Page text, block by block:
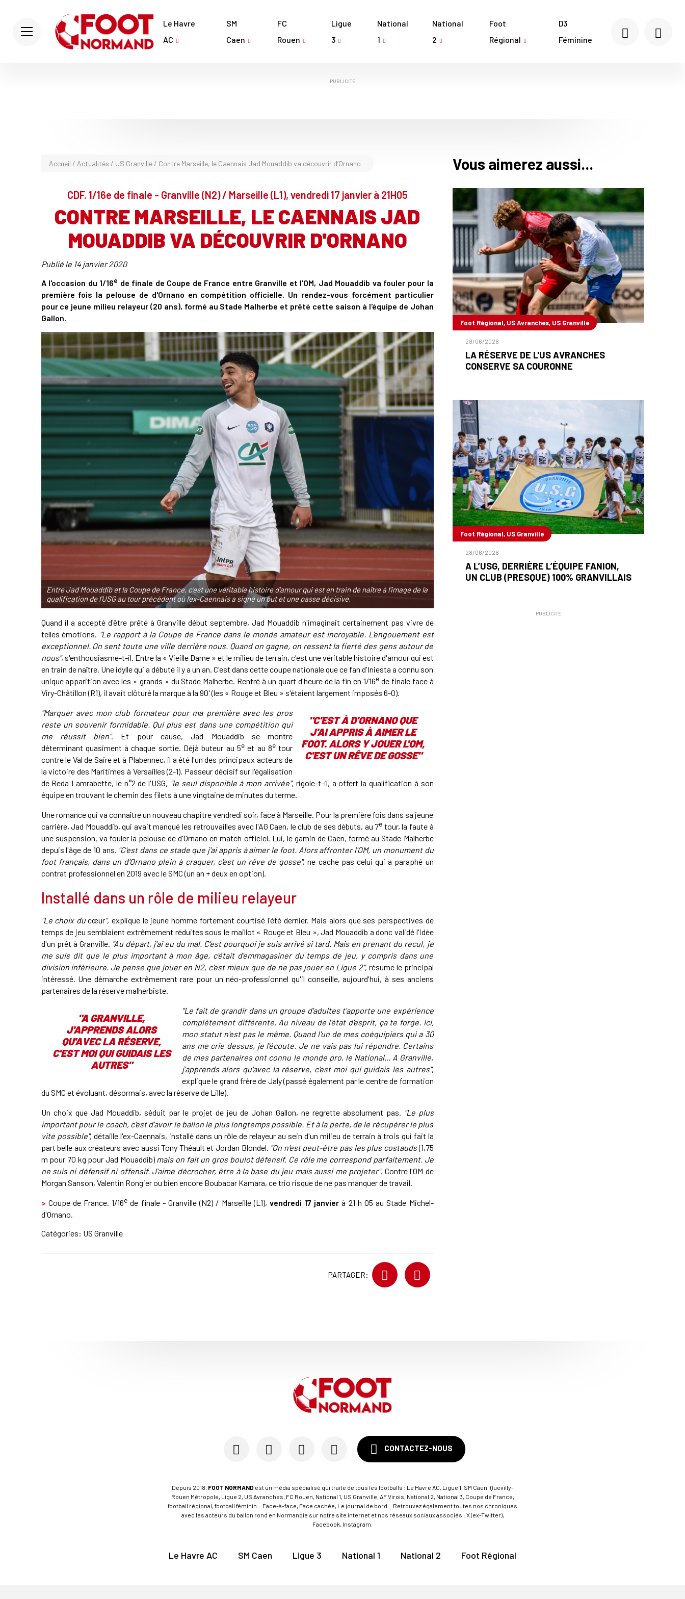
Le Havre
AC
SM
Caen
FC
Rouen
Ligue
3
National
1
National
2
Foot
Régional
D3
Féminine
PUBLICITÉ
Accueil / Actualités / US Granville/ Contre Marseille, le Caennais Jad Mouaddib va découvrir d’Ornano
CDF. 1/16e de finale - Granville (N2) / Marseille (L1), vendredi 17 janvier à 21H05
CONTRE MARSEILLE, LE CAENNAIS JAD
MOUADDIB VA DÉCOUVRIR D'ORNANO
Publié le 14 janvier 2020
A l'occasion du 1/16e de finale de Coupe de France entre Granville et l'OM, Jad Mouaddib va fouler pour la
première fois la pelouse de d'Ornano en compétition officielle. Un rendez-vous forcément particulier
pour ce jeune milieu relayeur (20 ans), formé au Stade Malherbe et prêté cette saison à l'équipe de Johan
Gallon.
Entre Jad Mouaddib et la Coupe de France, c'est une véritable histoire d'amour qui est en train de naître à l'image de la
qualification de l'USG au tour précédent où l'ex-Caennais a signé un but et une passe décisive.
Quand il a accepté d'être prêté à Granville début septembre, Jad Mouaddib n'imaginait certainement pas vivre de
telles émotions. "Le rapport à la Coupe de France dans le monde amateur est incroyable. L'engouement est
exceptionnel. On sent toute une ville derrière nous. Quand on gagne, on ressent la fierté des gens autour de
nous", s'enthousiasme-t-il. Entre la « Vieille Dame » et le milieu de terrain, c'est une véritable histoire d'amour qui est
en train de naître. Une idylle qui a débuté il y a un an. C'est dans cette coupe nationale que ce fan d'Iniesta a connu son
unique apparition avec les « grands » du Stade Malherbe. Rentré à un quart d'heure de la fin en 1/16e de finale face à
Viry-Châtillon (R1), il avait clôturé la marque à la 90' (les « Rouge et Bleu » s'étaient largement imposés 6-0).
"C'EST À D'ORNANO QUE
J'AI APPRIS À AIMER LE
FOOT. ALORS Y JOUER L'OM,
C'EST UN RÊVE DE GOSSE"
"Marquer avec mon club formateur pour ma première avec les pros
reste un souvenir formidable. Qui plus est dans une compétition qui
me réussit bien". Et pour cause, Jad Mouaddib se montre
déterminant quasiment à chaque sortie. Déjà buteur au 5eet au 8etour
contre le Val de Saire et à Plabennec, il a été l'un des principaux acteurs de
la victoire des Maritimes à Versailles (2-1). Passeur décisif sur l'égalisation
de Reda Lamrabette, le n°2 de l'USG, "le seul disponible à mon arrivée", rigole-t-il, a offert la qualification à son
équipe en trouvant le chemin des filets à une vingtaine de minutes du terme.
Une romance qui va connaître un nouveau chapitre vendredi soir, face à Marseille. Pour la première fois dans sa jeune
carrière, Jad Mouaddib, qui avait manqué les retrouvailles avec l'AG Caen, le club de ses débuts, au 7e tour, la faute à
une suspension, va fouler la pelouse de d'Ornano en match officiel. Lui, le gamin de Caen, formé au Stade Malherbe
depuis l'âge de 10 ans. "C'est dans ce stade que j'ai appris à aimer le foot. Alors affronter l'OM, un monument du
foot français, dans un d'Ornano plein à craquer, c'est un rêve de gosse", ne cache pas celui qui a paraphé un
contrat professionnel en 2019 avec le SMC (un an + deux en option).
Installé dans un rôle de milieu relayeur
"Le choix ducœur", explique le jeune homme fortement courtisé l'été dernier. Mais alors que ses perspectives de
temps de jeu semblaient extrêmement réduites sous le maillot « Rouge et Bleu », Jad Mouaddib a donc validé l'idée
d'un prêt à Granville. "Au départ, j'ai eu du mal. C'est pourquoi je suis arrivé si tard. Mais en prenant du recul, je
me suis dit que le plus important à mon âge, c'était d'emmagasiner du temps de jeu, y compris dans une
division inférieure. Je pense que jouer en N2, c'est mieux que de ne pas jouer en Ligue 2", résume le principal
intéressé. Une démarche extrêmement rare pour un néo-professionnel qu'il conseille, aujourd'hui, à ses anciens
partenaires de la réserve malherbiste.
"A GRANVILLE,
J'APPRENDS ALORS
QU'AVEC LA RÉSERVE,
C'EST MOI QUI GUIDAIS LES
AUTRES"
"Le fait de grandir dans un groupe d'adultes t'apporte une expérience
complètement différente. Au niveau de l'état d'esprit, ça te forge. Ici,
mon statut n'est pas le même. Quand l'un de mes coéquipiers qui a 30
ans me crie dessus, je l'écoute. Je ne vais pas lui répondre. Certains
de mes partenaires ont connu le monde pro, le National... A Granville,
j'apprends alors qu'avec la réserve, c'est moi qui guidais les autres",
explique le grand frère de Jaly (passé également par le centre de formation
du SMC et évoluant, désormais, avec la réserve de Lille).
Un choix que Jad Mouaddib, séduit par le projet de jeu de Johan Gallon, ne regrette absolument pas. "Le plus
important pour le coach, c'est d'avoir le ballon le plus longtemps possible. Et à la perte, de le récupérer le plus
vite possible", détaille l'ex-Caennais, installé dans un rôle de relayeur au sein d'un milieu de terrain à trois qui fait la
part belle aux créateurs avec aussi Tony Théault et Jordan Blondel. "On n'est peut-être pas les plus costauds(1,75
m pour 70 kg pour Jad Mouaddib)mais on fait un gros boulot défensif. Ce rôle me correspond parfaitement. Je
ne suis ni défensif ni offensif. J'aime décrocher, être à la base du jeu mais aussi me projeter". Contre l'OM de
Morgan Sanson, Valentin Rongier ou bien encore Boubacar Kamara, ce trio risque de ne pas manquer de travail.
> Coupe de France. 1/16e de finale - Granville (N2) / Marseille (L1), vendredi 17 janvier à 21 h 05 au Stade Michel-
d'Ornano.
Catégories: US Granville
PARTAGER:
Vous aimerez aussi...
Foot Régional, US Avranches, US Granville
28/06/2026
LA RÉSERVE DE L'US AVRANCHES
CONSERVE SA COURONNE
Foot Régional, US Granville
28/06/2026
A L’USG, DERRIÈRE L’ÉQUIPE FANION,
UN CLUB (PRESQUE) 100% GRANVILLAIS
PUBLICITÉ
CONTACTEZ-NOUS
Depuis 2018, FOOT NORMAND est un média spécialisé qui traite de tous les footballs : Le Havre AC, Ligue 1, SM Caen, Quevilly-
Rouen Métropole, Ligue 2, US Avranches, FC Rouen, National 1, US Granville, AF Virois, National 2, National 3, Coupe de France,
football régional, football féminin... Face-à-face, Face cachée, Le journal de bord... Retrouvez également toutes nos chroniques
avec les acteurs du ballon rond en Normandie sur notre site internet et nos réseaux sociaux associés : X (ex-Twitter),
Facebook, Instagram.
Le Havre AC SM Caen Ligue 3 National 1 National 2 Foot Régional